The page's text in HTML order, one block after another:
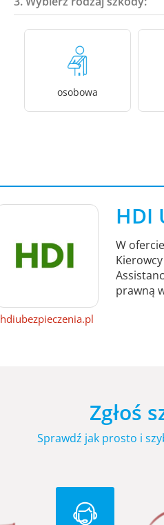
osobowa
hdiubezpieczenia.pl
HDI
W
prawną
Zgłoś
Sprawdź jak prosto i